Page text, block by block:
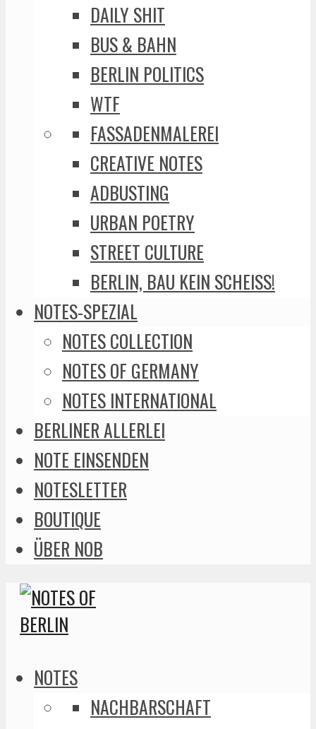
DAILY SHIT
BUS & BAHN
BERLIN POLITICS
WTF
FASSADENMALEREI
CREATIVE NOTES
ADBUSTING
URBAN POETRY
STREET CULTURE
BERLIN, BAU KEIN SCHEISS!
NOTES-SPEZIAL
NOTES COLLECTION
NOTES OF GERMANY
NOTES INTERNATIONAL
BERLINER ALLERLEI
NOTE EINSENDEN
NOTESLETTER
BOUTIQUE
ÜBER NOB
NOTES
NACHBARSCHAFT